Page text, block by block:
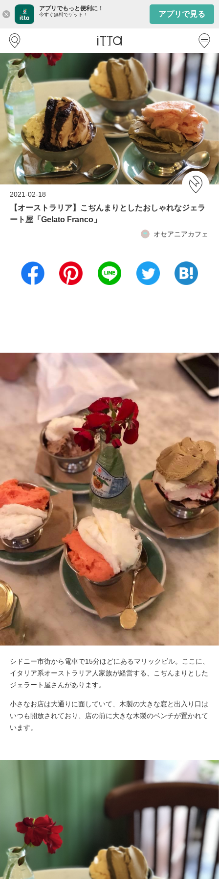
close
アプリでもっと便利に！
今すぐ無料でゲット！ アプリで見る
2021-02-18
【オーストラリア】こぢんまりとしたおしゃれなジェラ
ート屋「Gelato Franco」
オセアニアカフェ
シドニー市街から電車で15分ほどにあるマリックビル。ここに、
イタリア系オーストラリア人家族が経営する、こぢんまりとした
ジェラート屋さんがあります。
小さなお店は大通りに面していて、木製の大きな窓と出入り口は
いつも開放されており、店の前に大きな木製のベンチが置かれて
います。